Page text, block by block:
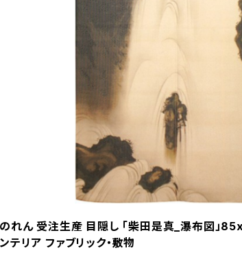
のれん 受注生産 目隠し 「柴田是真_瀑布図」
ンテリア ファブリック・敷物